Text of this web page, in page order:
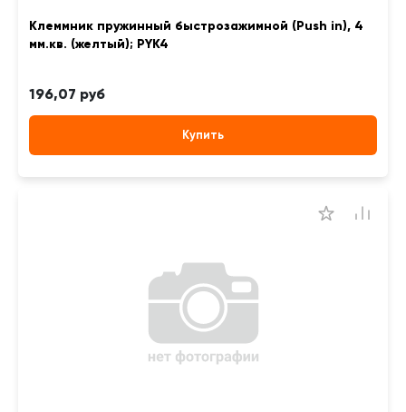
Клеммник пружинный быстрозажимной (Push in), 4
мм.кв. (желтый); PYK4
196,07 руб
Купить